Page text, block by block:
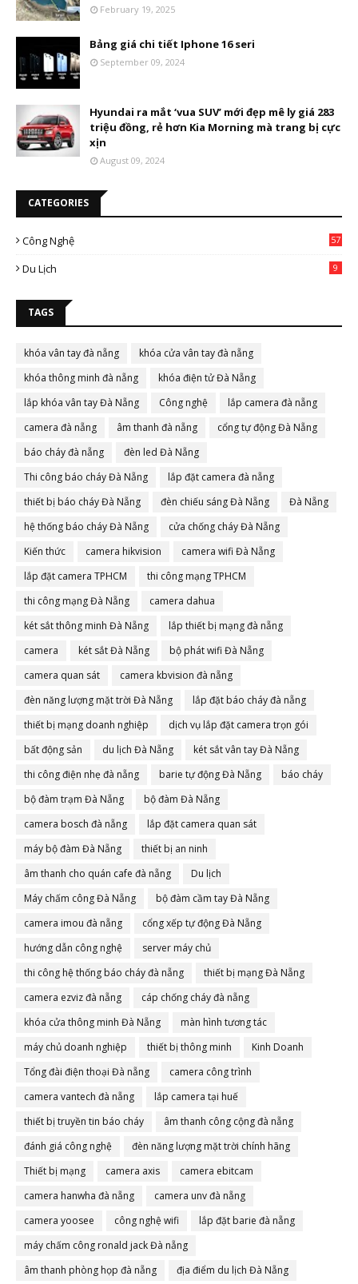
February 19, 2025
Bảng giá chi tiết Iphone 16 seri
September 09, 2024
Hyundai ra mắt ‘vua SUV’ mới đẹp mê ly giá 283
triệu đồng, rẻ hơn Kia Morning mà trang bị cực
xịn
August 09, 2024
CATEGORIES
Công Nghệ 57
Du Lịch 9
TAGS
khóa vân tay đà nẵng
khóa cửa vân tay đà nẵng
khóa thông minh đà nẵng
khóa điện tử Đà Nẵng
lắp khóa vân tay Đà Nẵng
Công nghệ
lắp camera đà nẵng
camera đà nẵng
âm thanh đà nẵng
cổng tự động Đà Nẵng
báo cháy đà nẵng
đèn led Đà Nẵng
Thi công báo cháy Đà Nẵng
lắp đặt camera đà nẵng
thiết bị báo cháy Đà Nẵng
đèn chiếu sáng Đà Nẵng
Đà Nẵng
hệ thống báo cháy Đà Nẵng
cửa chống cháy Đà Nẵng
Kiến thức
camera hikvision
camera wifi Đà Nẵng
lắp đặt camera TPHCM
thi công mạng TPHCM
thi công mạng Đà Nẵng
camera dahua
két sắt thông minh Đà Nẵng
lắp thiết bị mạng đà nẵng
camera
két sắt Đà Nẵng
bộ phát wifi Đà Nẵng
camera quan sát
camera kbvision đà nẵng
đèn năng lượng mặt trời Đà Nẵng
lắp đặt báo cháy đà nẵng
thiết bị mạng doanh nghiệp
dịch vụ lắp đặt camera trọn gói
bất động sản
du lịch Đà Nẵng
két sắt vân tay Đà Nẵng
thi công điện nhẹ đà nẵng
barie tự động Đà Nẵng
báo cháy
bộ đàm trạm Đà Nẵng
bộ đàm Đà Nẵng
camera bosch đà nẵng
lắp đặt camera quan sát
máy bộ đàm Đà Nẵng
thiết bị an ninh
âm thanh cho quán cafe đà nẵng
Du lịch
Máy chấm công Đà Nẵng
bộ đàm cầm tay Đà Nẵng
camera imou đà nẵng
cổng xếp tự động Đà Nẵng
hướng dẫn công nghệ
server máy chủ
thi công hệ thống báo cháy đà nẵng
thiết bị mạng Đà Nẵng
camera ezviz đà nẵng
cáp chống cháy đà nẵng
khóa cửa thông minh Đà Nẵng
màn hình tương tác
máy chủ doanh nghiệp
thiết bị thông minh
Kinh Doanh
Tổng đài điện thoại Đà nẵng
camera công trình
camera vantech đà nẵng
lắp camera tại huế
thiết bị truyền tin báo cháy
âm thanh công cộng đà nẵng
đánh giá công nghệ
đèn năng lượng mặt trời chính hãng
Thiết bị mạng
camera axis
camera ebitcam
camera hanwha đà nẵng
camera unv đà nẵng
camera yoosee
công nghệ wifi
lắp đặt barie đà nẵng
máy chấm công ronald jack Đà nẵng
âm thanh phòng họp đà nẵng
địa điểm du lịch Đà Nẵng